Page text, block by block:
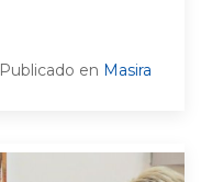
Publicado en Masira